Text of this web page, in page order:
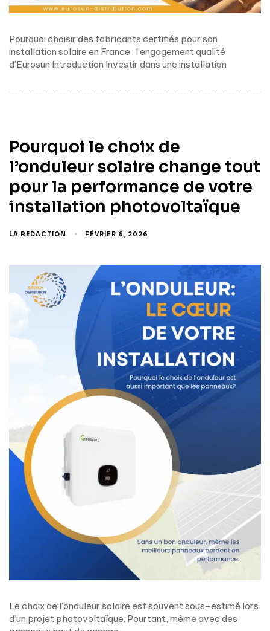
Pourquoi choisir des fabricants certifiés pour son
installation solaire en France : l’engagement qualité
d’Eurosun Introduction Investir dans une installation
Pourquoi le choix de
l’onduleur solaire change tout
pour la performance de votre
installation photovoltaïque
LA REDACTION FÉVRIER 6, 2026
Le choix de l’onduleur solaire est souvent sous-estimé lors
d’un projet photovoltaïque. Pourtant, même avec des